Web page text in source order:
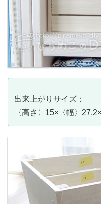
出来上がりサイズ：
〈高さ〉15×〈幅〉